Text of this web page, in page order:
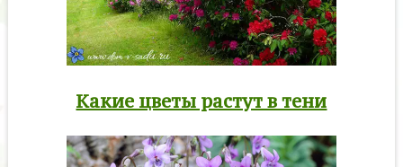
Какие цветы растут в тени